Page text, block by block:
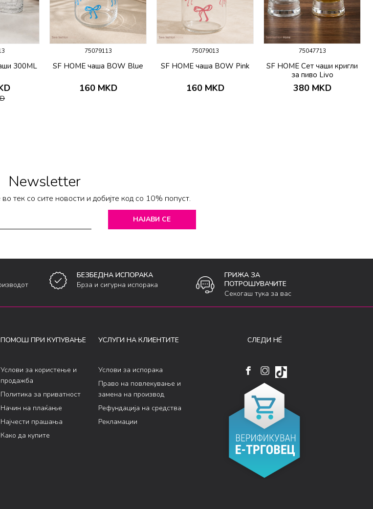
300ML
75079113
SF HOME чаша BOW Blue
160 MKD
75079013
SF HOME чаша BOW Pink
160 MKD
75047713
SF HOME Сет чаши кригли
за пиво Livo
380 MKD
Newsletter
тек со сите новости и добијте код со 10% попуст.
НАЈАВИ СЕ
БЕЗБЕДНА ИСПОРАКА
Брза и сигурна испорака
ГРИЖА ЗА
ПОТРОШУВАЧИТЕ
Секогаш тука за вас
ПОМОШ ПРИ КУПУВАЊЕ
Услови за користење и
продажба
Политика за приватност
Начин на плаќање
Најчести прашања
Како да купите
УСЛУГИ НА КЛИЕНТИТЕ
Услови за испорака
Право на повлекување и
замена на производ
Рефундација на средства
Рекламации
СЛЕДИ НÉ